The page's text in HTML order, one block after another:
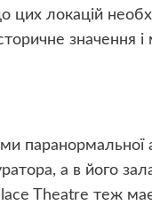
цих локацій
значення
паранормальної
а в його
Theatre теж